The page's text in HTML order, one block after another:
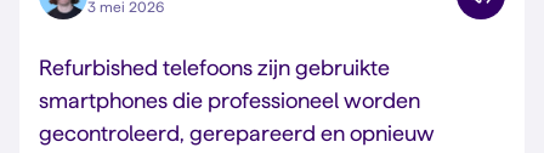
3 mei 2026
Refurbished telefoons zijn gebruikte
smartphones die professioneel worden
gecontroleerd, gerepareerd en opnieuw